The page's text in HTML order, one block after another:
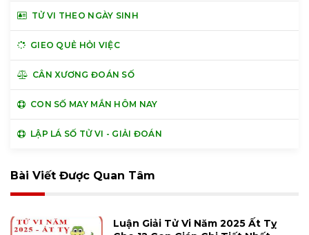
TỬ VI THEO NGÀY SINH
GIEO QUẺ HỎI VIỆC
CÂN XƯƠNG ĐOÁN SỐ
CON SỐ MAY MẮN HÔM NAY
LẬP LÁ SỐ TỬ VI - GIẢI ĐOÁN
Bài Viết Được Quan Tâm
Luận Giải Tử Vi Năm 2025 Ất Tỵ